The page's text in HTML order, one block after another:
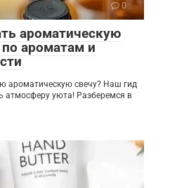
0
ароматическую
по ароматам и
ароматическую свечу? Наш гид
атмосферу уюта! Разберемся в